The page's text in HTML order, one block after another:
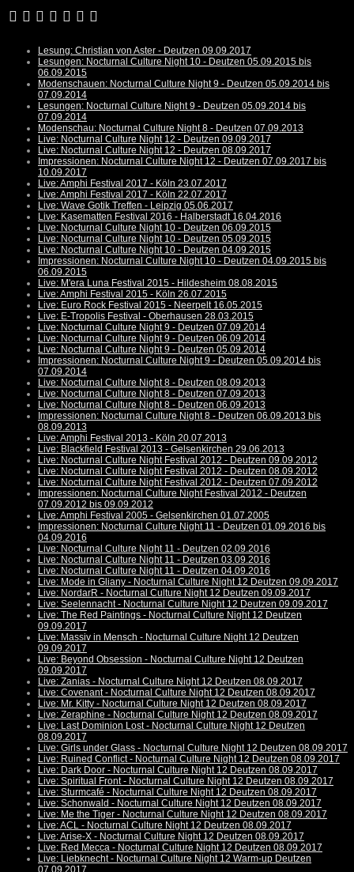
Lesung: Christian von Aster - Deutzen 09.09.2017
Lesungen: Nocturnal Culture Night 10 - Deutzen 05.09.2015 bis
06.09.2015
Modenschauen: Nocturnal Culture Night 9 - Deutzen 05.09.2014 bis
07.09.2014
Lesungen: Nocturnal Culture Night 9 - Deutzen 05.09.2014 bis
07.09.2014
Modenschau: Nocturnal Culture Night 8 - Deutzen 07.09.2013
Live: Nocturnal Culture Night 12 - Deutzen 09.09.2017
Live: Nocturnal Culture Night 12 - Deutzen 08.09.2017
Impressionen: Nocturnal Culture Night 12 - Deutzen 07.09.2017 bis
10.09.2017
Live: Amphi Festival 2017 - Köln 23.07.2017
Live: Amphi Festival 2017 - Köln 22.07.2017
Live: Wave Gotik Treffen - Leipzig 05.06.2017
Live: Kasematten Festival 2016 - Halberstadt 16.04.2016
Live: Nocturnal Culture Night 10 - Deutzen 06.09.2015
Live: Nocturnal Culture Night 10 - Deutzen 05.09.2015
Live: Nocturnal Culture Night 10 - Deutzen 04.09.2015
Impressionen: Nocturnal Culture Night 10 - Deutzen 04.09.2015 bis
06.09.2015
Live: M'era Luna Festival 2015 - Hildesheim 08.08.2015
Live: Amphi Festival 2015 - Köln 26.07.2015
Live: Euro Rock Festival 2015 - Neerpelt 16.05.2015
Live: E-Tropolis Festival - Oberhausen 28.03.2015
Live: Nocturnal Culture Night 9 - Deutzen 07.09.2014
Live: Nocturnal Culture Night 9 - Deutzen 06.09.2014
Live: Nocturnal Culture Night 9 - Deutzen 05.09.2014
Impressionen: Nocturnal Culture Night 9 - Deutzen 05.09.2014 bis
07.09.2014
Live: Nocturnal Culture Night 8 - Deutzen 08.09.2013
Live: Nocturnal Culture Night 8 - Deutzen 07.09.2013
Live: Nocturnal Culture Night 8 - Deutzen 06.09.2013
Impressionen: Nocturnal Culture Night 8 - Deutzen 06.09.2013 bis
08.09.2013
Live: Amphi Festival 2013 - Köln 20.07.2013
Live: Blackfield Festival 2013 - Gelsenkirchen 29.06.2013
Live: Nocturnal Culture Night Festival 2012 - Deutzen 09.09.2012
Live: Nocturnal Culture Night Festival 2012 - Deutzen 08.09.2012
Live: Nocturnal Culture Night Festival 2012 - Deutzen 07.09.2012
Impressionen: Nocturnal Culture Night Festival 2012 - Deutzen
07.09.2012 bis 09.09.2012
Live: Amphi Festival 2005 - Gelsenkirchen 01.07.2005
Impressionen: Nocturnal Culture Night 11 - Deutzen 01.09.2016 bis
04.09.2016
Live: Nocturnal Culture Night 11 - Deutzen 02.09.2016
Live: Nocturnal Culture Night 11 - Deutzen 03.09.2016
Live: Nocturnal Culture Night 11 - Deutzen 04.09.2016
Live: Mode in Gliany - Nocturnal Culture Night 12 Deutzen 09.09.2017
Live: NordarR - Nocturnal Culture Night 12 Deutzen 09.09.2017
Live: Seelennacht - Nocturnal Culture Night 12 Deutzen 09.09.2017
Live: The Red Paintings - Nocturnal Culture Night 12 Deutzen
09.09.2017
Live: Massiv in Mensch - Nocturnal Culture Night 12 Deutzen
09.09.2017
Live: Beyond Obsession - Nocturnal Culture Night 12 Deutzen
09.09.2017
Live: Zanias - Nocturnal Culture Night 12 Deutzen 08.09.2017
Live: Covenant - Nocturnal Culture Night 12 Deutzen 08.09.2017
Live: Mr. Kitty - Nocturnal Culture Night 12 Deutzen 08.09.2017
Live: Zeraphine - Nocturnal Culture Night 12 Deutzen 08.09.2017
Live: Last Dominion Lost - Nocturnal Culture Night 12 Deutzen
08.09.2017
Live: Girls under Glass - Nocturnal Culture Night 12 Deutzen 08.09.2017
Live: Ruined Conflict - Nocturnal Culture Night 12 Deutzen 08.09.2017
Live: Dark Door - Nocturnal Culture Night 12 Deutzen 08.09.2017
Live: Spiritual Front - Nocturnal Culture Night 12 Deutzen 08.09.2017
Live: Sturmcafé - Nocturnal Culture Night 12 Deutzen 08.09.2017
Live: Schonwald - Nocturnal Culture Night 12 Deutzen 08.09.2017
Live: Me the Tiger - Nocturnal Culture Night 12 Deutzen 08.09.2017
Live: ACL - Nocturnal Culture Night 12 Deutzen 08.09.2017
Live: Arise-X - Nocturnal Culture Night 12 Deutzen 08.09.2017
Live: Red Mecca - Nocturnal Culture Night 12 Deutzen 08.09.2017
Live: Liebknecht - Nocturnal Culture Night 12 Warm-up Deutzen